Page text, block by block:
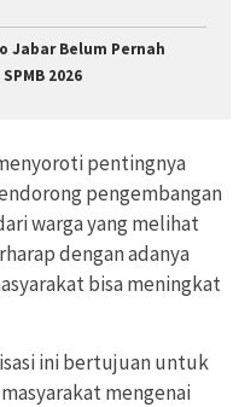
Jabar Belum Pernah
2026
pentingnya
pengembangan
warga yang melihat
dengan adanya
bisa meningkat
ini bertujuan untuk
mengenai